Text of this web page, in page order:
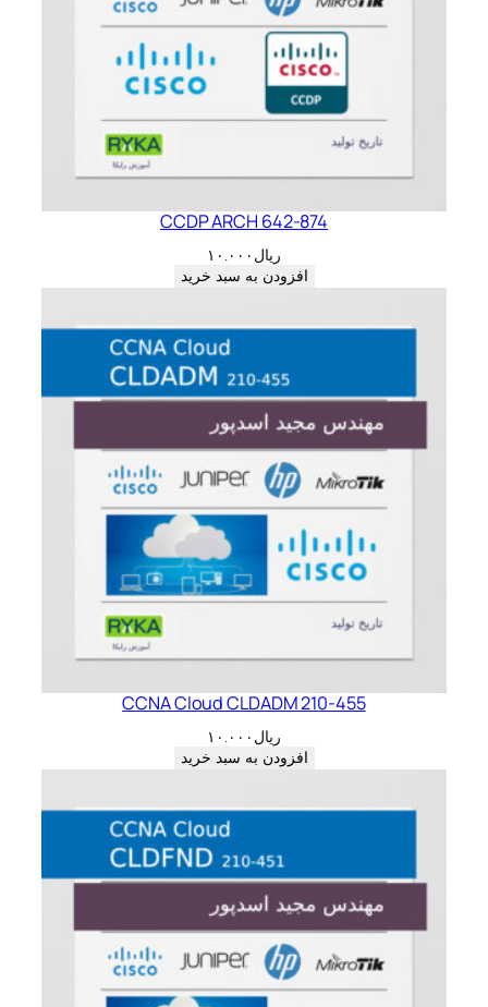
CCDP ARCH 642-874
ریال ۱۰.۰۰۰
افزودن به سبد خرید
CCNA Cloud CLDADM 210-455
ریال ۱۰.۰۰۰
افزودن به سبد خرید